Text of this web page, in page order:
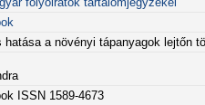
a növényi tápanyagok lejtőn
ISSN 1589-4673